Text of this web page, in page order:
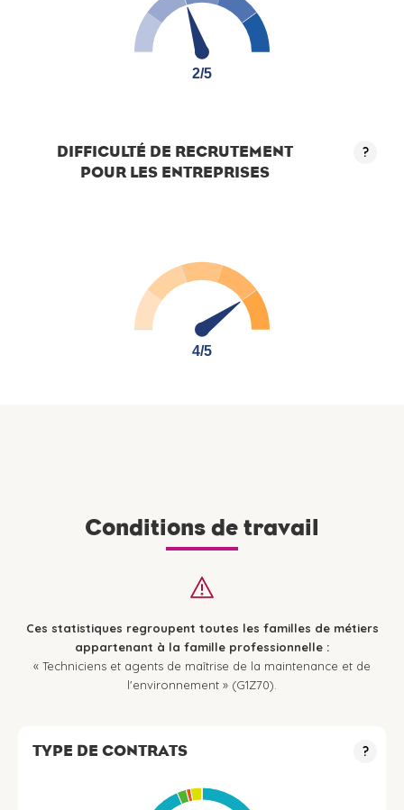
2/5
2/5
DIFFICULTÉ DE RECRUTEMENT
POUR LES ENTREPRISES
?
4/5
4/5
Conditions de travail
Ces statistiques regroupent toutes les familles de métiers
appartenant à la famille professionnelle :
« Techniciens et agents de maîtrise de la maintenance et de
l'environnement » (G1Z70).
TYPE DE CONTRATS ?